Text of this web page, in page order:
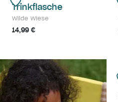
Trinkflasche
Wilde Wiese
14,99 €